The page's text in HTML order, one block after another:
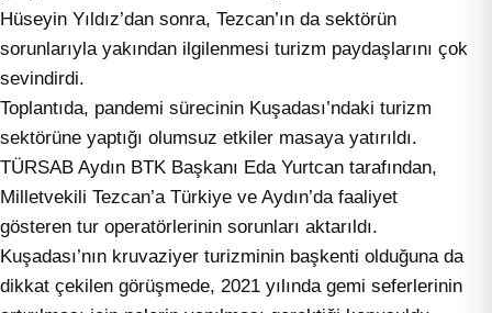
Hüseyin Yıldız’dan sonra, Tezcan’ın da sektörün
sorunlarıyla yakından ilgilenmesi turizm paydaşlarını çok
sevindirdi.
Toplantıda, pandemi sürecinin Kuşadası’ndaki turizm
sektörüne yaptığı olumsuz etkiler masaya yatırıldı.
TÜRSAB Aydın BTK Başkanı Eda Yurtcan tarafından,
Milletvekili Tezcan’a Türkiye ve Aydın’da faaliyet
gösteren tur operatörlerinin sorunları aktarıldı.
Kuşadası’nın kruvaziyer turizminin başkenti olduğuna da
dikkat çekilen görüşmede, 2021 yılında gemi seferlerinin